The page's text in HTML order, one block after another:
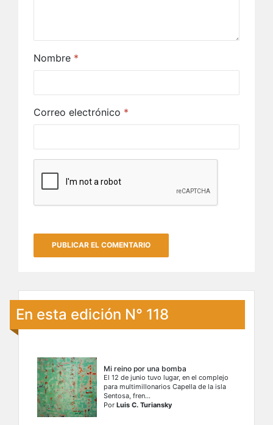
Nombre *
Correo electrónico *
En esta edición N° 118
Mi reino por una bomba
El 12 de junio tuvo lugar, en el complejo
para multimillonarios Capella de la isla
Sentosa, fren...
PorLuis C. Turiansky